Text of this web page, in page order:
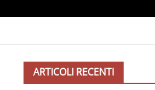
ARTICOLI RECENTI